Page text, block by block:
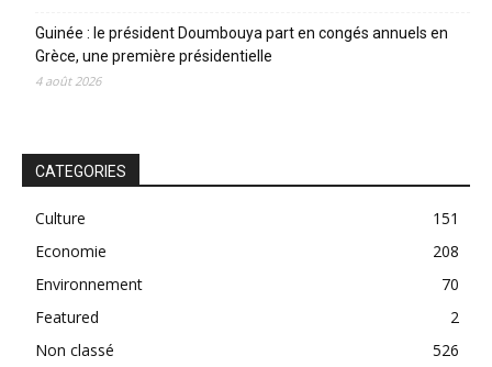
Guinée : le président Doumbouya part en congés annuels en
Grèce, une première présidentielle
4 août 2026
CATEGORIES
Culture
151
Economie
208
Environnement
70
Featured
2
Non classé
526